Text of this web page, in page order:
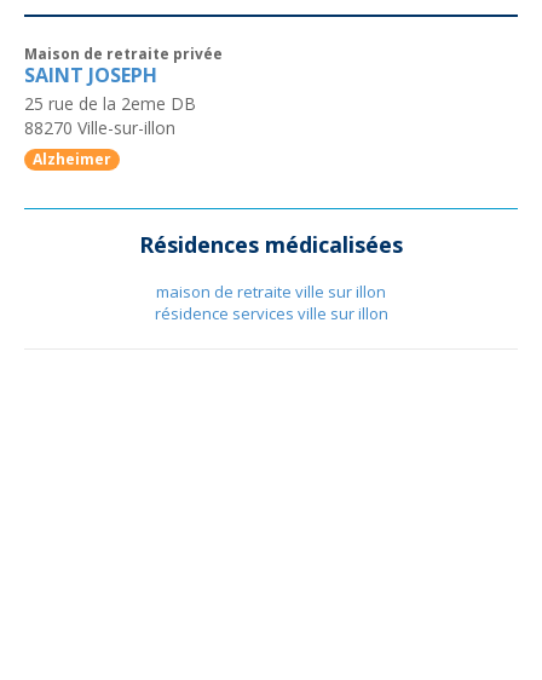
Maison de retraite privée
SAINT JOSEPH
25 rue de la 2eme DB
88270 Ville-sur-illon
Alzheimer
Résidences médicalisées
maison de retraite ville sur illon
résidence services ville sur illon